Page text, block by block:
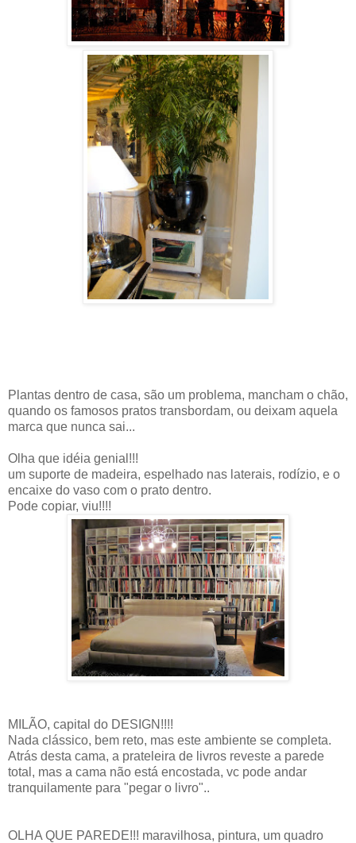
Plantas dentro de casa, são um problema, mancham o chão,
quando os famosos pratos transbordam, ou deixam aquela
marca que nunca sai...
Olha que idéia genial!!!
um suporte de madeira, espelhado nas laterais, rodízio, e o
encaixe do vaso com o prato dentro.
Pode copiar, viu!!!!
MILÃO, capital do DESIGN!!!!
Nada clássico, bem reto, mas este ambiente se completa.
Atrás desta cama, a prateleira de livros reveste a parede
total, mas a cama não está encostada, vc pode andar
tranquilamente para "pegar o livro"..
OLHA QUE PAREDE!!! maravilhosa, pintura, um quadro